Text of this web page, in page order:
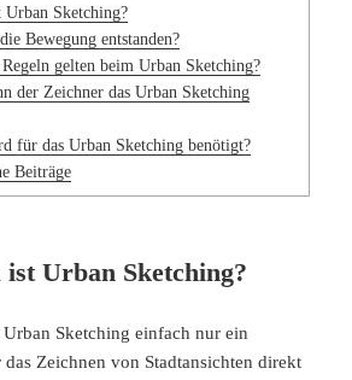
Urban Sketching?
Bewegung entstanden?
gelten beim Urban Sketching?
der Zeichner das Urban Sketching
für das Urban Sketching benötigt?
Beiträge
ist Urban Sketching?
Sketching einfach nur ein
Zeichnen von Stadtansichten direkt